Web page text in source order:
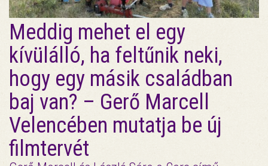
Meddig mehet el egy
kívülálló, ha feltűnik neki,
hogy egy másik családban
baj van? – Gerő Marcell
Velencében mutatja be új
filmtervét